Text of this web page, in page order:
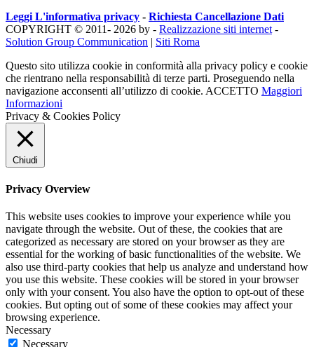
Leggi L'informativa privacy - Richiesta Cancellazione Dati
COPYRIGHT © 2011- 2026 by - Realizzazione siti internet-
Solution Group Communication | Siti Roma
Questo sito utilizza cookie in conformità alla privacy policy e cookie
che rientrano nella responsabilità di terze parti. Proseguendo nella
navigazione acconsenti all’utilizzo di cookie. ACCETTO Maggiori
Informazioni
Privacy & Cookies Policy
Chiudi
Privacy Overview
This website uses cookies to improve your experience while you
navigate through the website. Out of these, the cookies that are
categorized as necessary are stored on your browser as they are
essential for the working of basic functionalities of the website. We
also use third-party cookies that help us analyze and understand how
you use this website. These cookies will be stored in your browser
only with your consent. You also have the option to opt-out of these
cookies. But opting out of some of these cookies may affect your
browsing experience.
Necessary
Necessary